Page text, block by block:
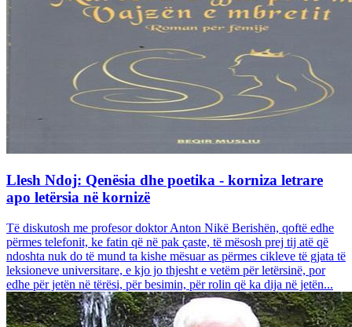
Llesh Ndoj: Qenësia dhe poetika - korniza letrare
apo letërsia në kornizë
Të diskutosh me profesor doktor Anton Nikë Berishën, qoftë edhe
përmes telefonit, ke fatin që në pak çaste, të mësosh prej tij atë që
ndoshta nuk do të mund ta kishe mësuar as përmes cikleve të gjata të
leksioneve universitare, e kjo jo thjesht e vetëm për letërsinë, por
edhe për jetën në tërësi, për besimin, për rolin që ka dija në jetën...